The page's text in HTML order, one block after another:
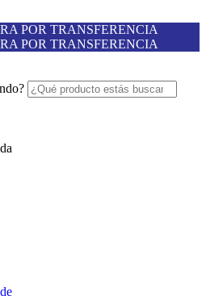
POR TRANSFERENCIA
POR TRANSFERENCIA